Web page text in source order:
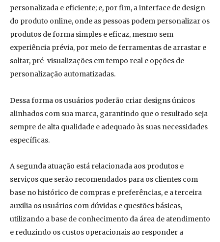
personalizada e eficiente; e, por fim, a interface de design
do produto online, onde as pessoas podem personalizar os
produtos de forma simples e eficaz, mesmo sem
experiência prévia, por meio de ferramentas de arrastar e
soltar, pré-visualizações em tempo real e opções de
personalização automatizadas.
Dessa forma os usuários poderão criar designs únicos
alinhados com sua marca, garantindo que o resultado seja
sempre de alta qualidade e adequado às suas necessidades
específicas.
A segunda atuação está relacionada aos produtos e
serviços que serão recomendados para os clientes com
base no histórico de compras e preferências, e a terceira
auxilia os usuários com dúvidas e questões básicas,
utilizando a base de conhecimento da área de atendimento
e reduzindo os custos operacionais ao responder a